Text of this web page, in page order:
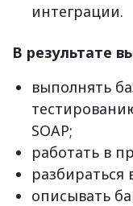
интеграции.
В результате
выполнять
SOAP;
работать в
разбираться
описывать